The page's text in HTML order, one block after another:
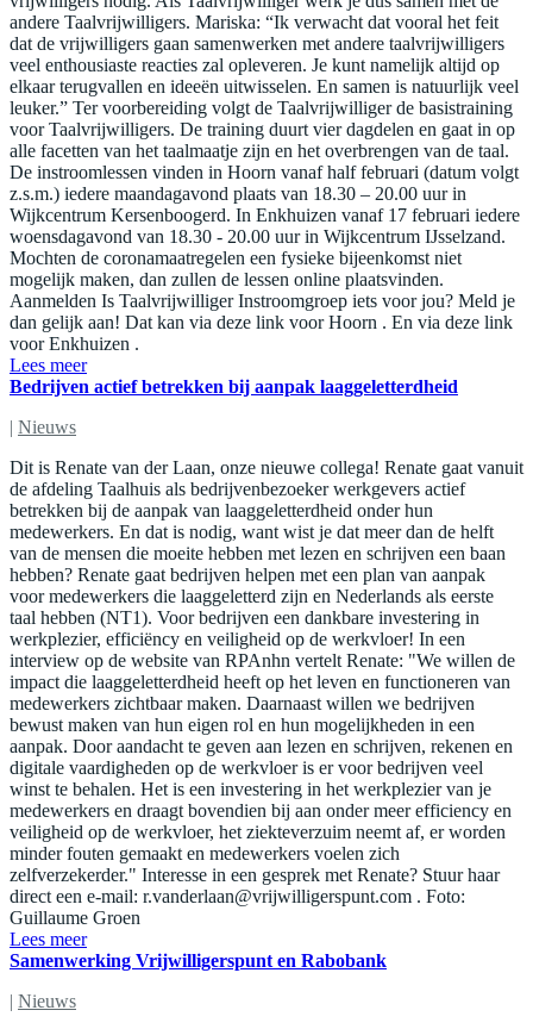
andere Taalvrijwilligers. Mariska: “Ik verwacht dat vooral het feit
dat de vrijwilligers gaan samenwerken met andere taalvrijwilligers
veel enthousiaste reacties zal opleveren. Je kunt namelijk altijd op
elkaar terugvallen en ideeën uitwisselen. En samen is natuurlijk veel
leuker.” Ter voorbereiding volgt de Taalvrijwilliger de basistraining
voor Taalvrijwilligers. De training duurt vier dagdelen en gaat in op
alle facetten van het taalmaatje zijn en het overbrengen van de taal.
De instroomlessen vinden in Hoorn vanaf half februari (datum volgt
z.s.m.) iedere maandagavond plaats van 18.30 – 20.00 uur in
Wijkcentrum Kersenboogerd. In Enkhuizen vanaf 17 februari iedere
woensdagavond van 18.30 - 20.00 uur in Wijkcentrum IJsselzand.
Mochten de coronamaatregelen een fysieke bijeenkomst niet
mogelijk maken, dan zullen de lessen online plaatsvinden.
Aanmelden Is Taalvrijwilliger Instroomgroep iets voor jou? Meld je
dan gelijk aan! Dat kan via deze link voor Hoorn . En via deze link
voor Enkhuizen .
Lees meer
Bedrijven actief betrekken bij aanpak laaggeletterdheid
| Nieuws
Dit is Renate van der Laan, onze nieuwe collega! Renate gaat vanuit
de afdeling Taalhuis als bedrijvenbezoeker werkgevers actief
betrekken bij de aanpak van laaggeletterdheid onder hun
medewerkers. En dat is nodig, want wist je dat meer dan de helft
van de mensen die moeite hebben met lezen en schrijven een baan
hebben? Renate gaat bedrijven helpen met een plan van aanpak
voor medewerkers die laaggeletterd zijn en Nederlands als eerste
taal hebben (NT1). Voor bedrijven een dankbare investering in
werkplezier, efficiëncy en veiligheid op de werkvloer! In een
interview op de website van RPAnhn vertelt Renate: "We willen de
impact die laaggeletterdheid heeft op het leven en functioneren van
medewerkers zichtbaar maken. Daarnaast willen we bedrijven
bewust maken van hun eigen rol en hun mogelijkheden in een
aanpak. Door aandacht te geven aan lezen en schrijven, rekenen en
digitale vaardigheden op de werkvloer is er voor bedrijven veel
winst te behalen. Het is een investering in het werkplezier van je
medewerkers en draagt bovendien bij aan onder meer efficiency en
veiligheid op de werkvloer, het ziekteverzuim neemt af, er worden
minder fouten gemaakt en medewerkers voelen zich
zelfverzekerder." Interesse in een gesprek met Renate? Stuur haar
direct een e-mail: r.vanderlaan@vrijwilligerspunt.com . Foto:
Guillaume Groen
Lees meer
Samenwerking Vrijwilligerspunt en Rabobank
| Nieuws